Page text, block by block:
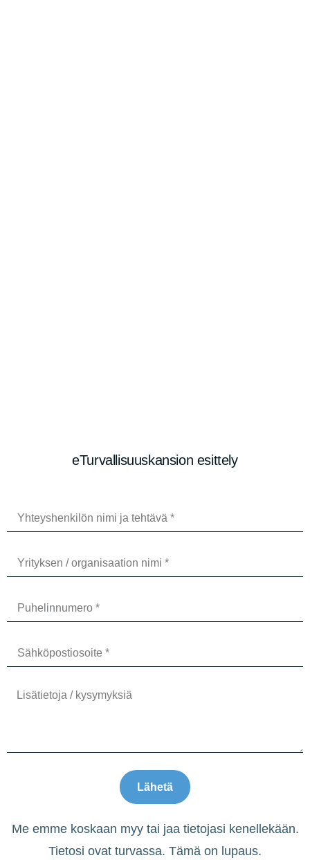
eTurvallisuuskansion esittely
Lähetä
Me emme koskaan myy tai jaa tietojasi kenellekään.
Tietosi ovat turvassa. Tämä on lupaus.